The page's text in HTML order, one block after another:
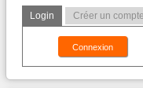
Login Créer un compte
Connexion